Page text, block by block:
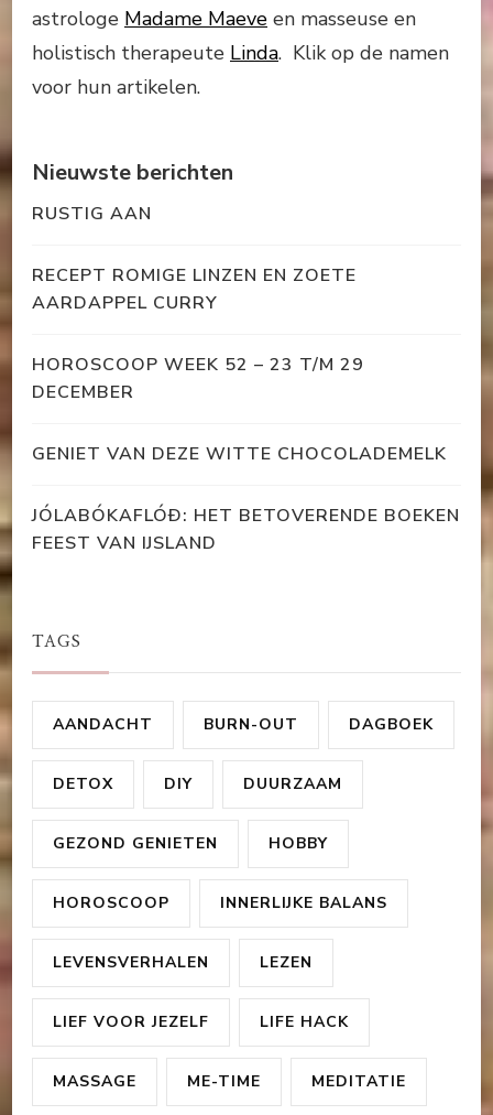
astrologe Madame Maeve en masseuse en
holistisch therapeute Linda. Klik op de namen
voor hun artikelen.
Nieuwste berichten
RUSTIG AAN
RECEPT ROMIGE LINZEN EN ZOETE
AARDAPPEL CURRY
HOROSCOOP WEEK 52 – 23 T/M 29
DECEMBER
GENIET VAN DEZE WITTE CHOCOLADEMELK
JÓLABÓKAFLÓÐ: HET BETOVERENDE BOEKEN
FEEST VAN IJSLAND
TAGS
AANDACHT BURN-OUT DAGBOEK
DETOX DIY DUURZAAM
GEZOND GENIETEN HOBBY
HOROSCOOP INNERLIJKE BALANS
LEVENSVERHALEN LEZEN
LIEF VOOR JEZELF LIFE HACK
MASSAGE ME-TIME MEDITATIE